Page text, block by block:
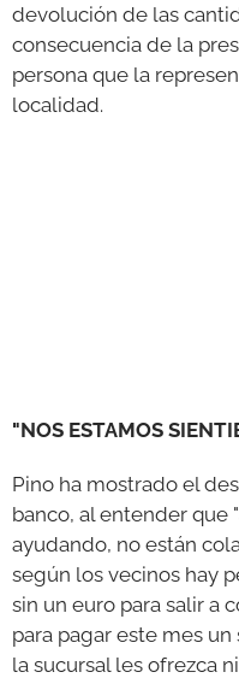
devolución de las
consecuencia de la
persona que la
localidad.
"NOS ESTAMOS
Pino ha mostrado el
banco, al entender que
ayudando, no están
según los vecinos hay
sin un euro para salir a
para pagar este mes
la sucursal les ofrezca